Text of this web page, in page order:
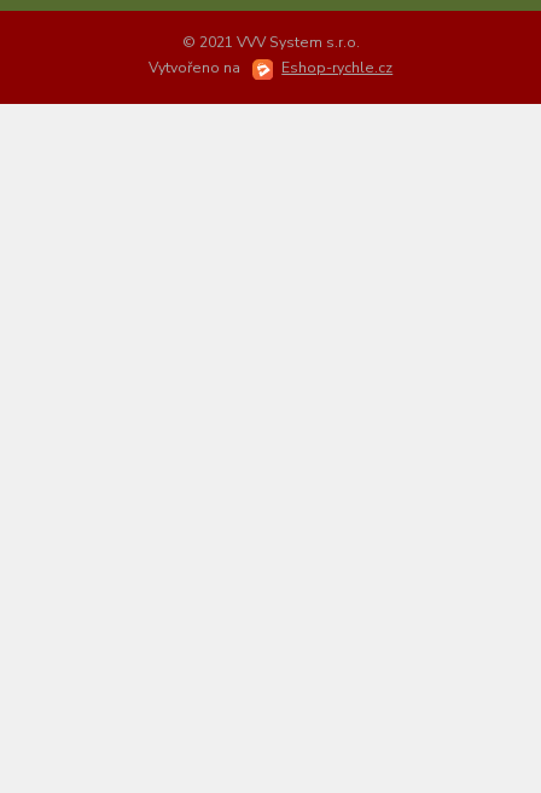
© 2021 VVV System s.r.o.
Vytvořeno na
Eshop-rychle.cz